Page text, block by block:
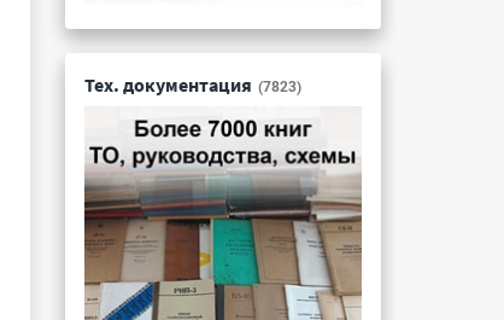
Тех. документация (7823)